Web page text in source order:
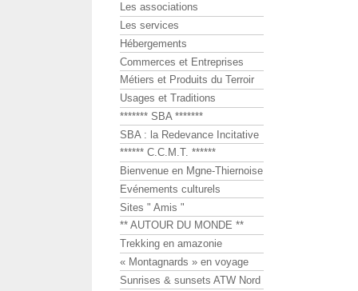
Les associations
Les services
Hébergements
Commerces et Entreprises
Métiers et Produits du Terroir
Usages et Traditions
******* SBA *******
SBA : la Redevance Incitative
****** C.C.M.T. ******
Bienvenue en Mgne-Thiernoise
Evénements culturels
Sites " Amis "
** AUTOUR DU MONDE **
Trekking en amazonie
« Montagnards » en voyage
Sunrises & sunsets ATW Nord